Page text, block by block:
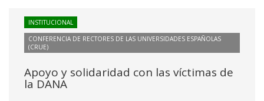
INSTITUCIONAL
CONFERENCIA DE RECTORES DE LAS UNIVERSIDADES ESPAÑOLAS
(CRUE)
Apoyo y solidaridad con las víctimas de
la DANA